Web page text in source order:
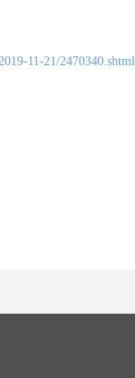
11-21/2470340.shtml